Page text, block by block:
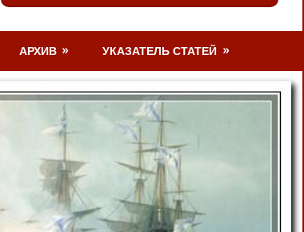
АРХИВ УКАЗАТЕЛЬ СТАТЕЙ